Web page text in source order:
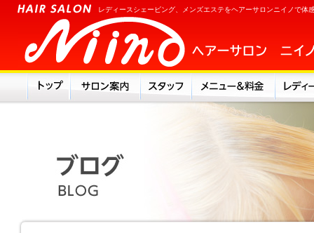
レディースシェービング、メンズエステをヘアーサロンニイノで体